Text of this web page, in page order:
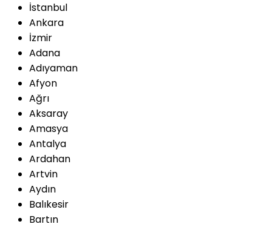
İstanbul
Ankara
İzmir
Adana
Adıyaman
Afyon
Ağrı
Aksaray
Amasya
Antalya
Ardahan
Artvin
Aydın
Balıkesir
Bartın